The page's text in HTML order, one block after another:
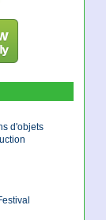
d'objets